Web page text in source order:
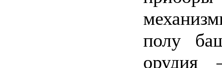
полу
орудия